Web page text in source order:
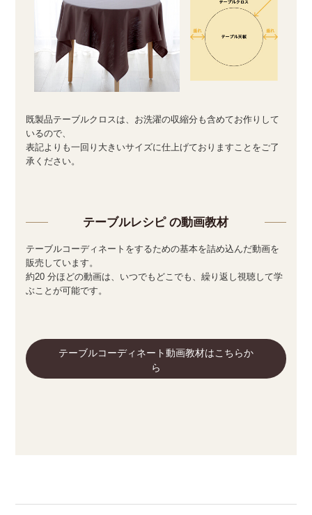
既製品テーブルクロスは、お洗濯の収縮分も含めてお作りして
いるので、
表記よりも一回り大きいサイズに仕上げておりますことをご了
承ください。
テーブルレシピ の動画教材
テーブルコーディネートをするための基本を詰め込んだ動画を
販売しています。
約20 分ほどの動画は、いつでもどこでも、繰り返し視聴して学
ぶことが可能です。
テーブルコーディネート動画教材はこちらか
ら